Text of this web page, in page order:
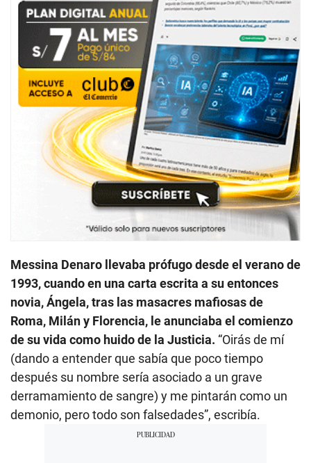
Messina Denaro llevaba prófugo desde el verano de
1993, cuando en una carta escrita a su entonces
novia, Ángela, tras las masacres mafiosas de
Roma, Milán y Florencia, le anunciaba el comienzo
de su vida como huido de la Justicia. “Oirás de mí
(dando a entender que sabía que poco tiempo
después su nombre sería asociado a un grave
derramamiento de sangre) y me pintarán como un
demonio, pero todo son falsedades”, escribía.